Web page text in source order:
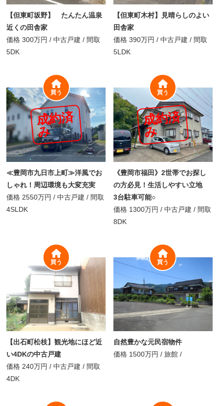
【但東町坂野】 たんたん温泉
近くの田舎家
価格 300万円 / 中古戸建 / 間取
5DK
【但東町木村】見晴らしのよい
田舎家
価格 390万円 / 中古戸建 / 間取
5LDK
成
約
済
み
≪豊岡市九日市上町≫洋風でお
しゃれ！周辺環境も大変充実
価格 2550万円 / 中古戸建 / 間取
4SLDK
買う
成
約
済
み
《豊岡市福田》2世帯でお探し
の方必見！生活しやすい立地
3台駐車可能○
価格 1300万円 / 中古戸建 / 間取
8DK
買う
【出石町松枝】観光地にほど近
い4DKの中古戸建
価格 240万円 / 中古戸建 / 間取
4DK
買う
自然豊かな元民宿物件
価格 1500万円 / 旅館 /
買う